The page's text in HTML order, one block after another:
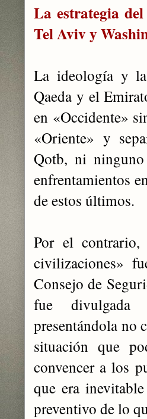
La estrategia
Tel Aviv y
La ideología y
Qaeda y el
en «Occidente»
«Oriente» y
Qotb, ni ninguno
enfrentamientos
de estos últimos.
Por el
civilizaciones»
Consejo de
fue divulgada
presentándola no
situación que
convencer a los
que era
preventivo de lo